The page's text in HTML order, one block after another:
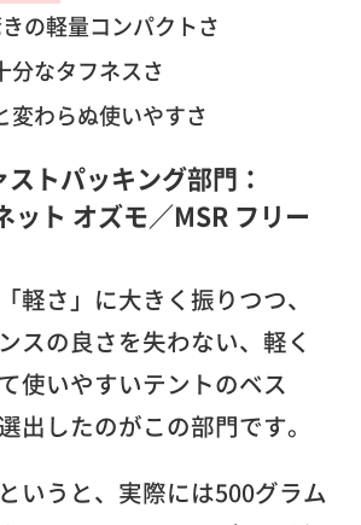
の軽量コンパクトさ
分なタフネスさ
変わらぬ使いやすさ
トパッキング部門：
ット オズモ／MSR フリー
軽さ」に大きく振りつつ、
スの良さを失わない、軽く
使いやすいテントのベス
出したのがこの部門です。
いうと、実際には500グラム